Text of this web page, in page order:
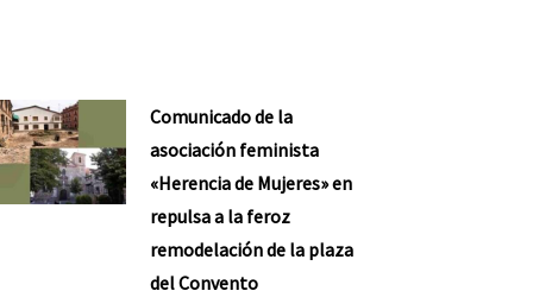
Comunicado de la
asociación feminista
«Herencia de Mujeres» en
repulsa a la feroz
remodelación de la plaza
del Convento